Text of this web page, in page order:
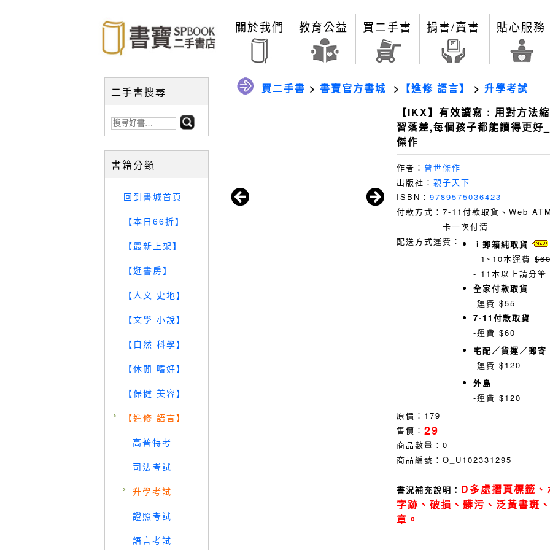
關於我們 教育公益 買二手書 捐書/賣書 貼心服務
二手書搜尋
書籍分類
回到書城首頁
【本日66折】
【最新上架】
【逛書房】
【人文 史地】
【文學 小說】
【自然 科學】
【休閒 嗜好】
【保健 美容】
【進修 語言】
高普特考
司法考試
升學考試
證照考試
語言考試
買二手書 > 書寶官方書城 > 【進修 語言】 > 升學考試
【IKX】有效讀寫 : 用對方法
習落差,每個孩子都能讀得更好
傑作
作者： 曾世傑作
出版社： 親子天下
ISBN： 9789575036423
付款方式： 7-11付款取貨、Web
卡一次付清
配送方式運費：
ｉ郵箱純取貨
- 1~10本運費
- 11本以上請分筆
全家付款取貨
-運費 $55
7-11付款取貨
-運費 $60
宅配／貨運／郵寄
-運費 $120
外島
-運費 $120
原價： 179
售價： 29
商品數量： 0
商品編號： O_U102331295
書況補充說明： D多處摺頁標籤、
字跡、破損、髒污、泛黃書斑
章。